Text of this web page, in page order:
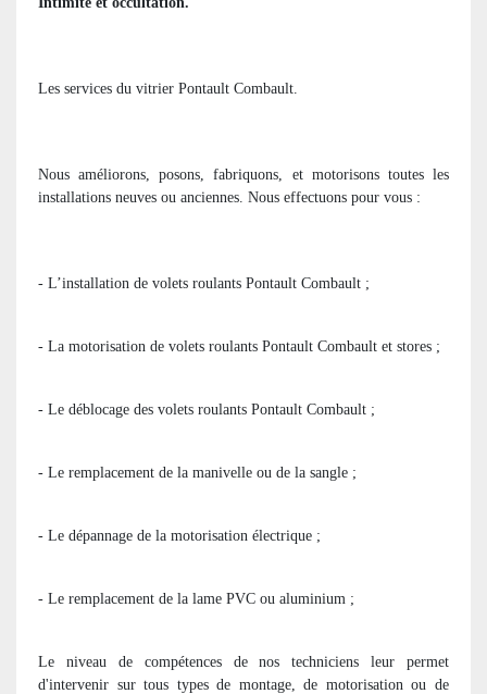
Les services du vitrier Pontault Combault.
Nous améliorons, posons, fabriquons, et motorisons toutes les
installations neuves ou anciennes. Nous effectuons pour vous :
- L’installation de volets roulants Pontault Combault ;
- La motorisation de volets roulants Pontault Combault et stores ;
- Le déblocage des volets roulants Pontault Combault ;
- Le remplacement de la manivelle ou de la sangle ;
- Le dépannage de la motorisation électrique ;
- Le remplacement de la lame PVC ou aluminium ;
Le niveau de compétences de nos techniciens leur permet
d'intervenir sur tous types de montage, de motorisation ou de